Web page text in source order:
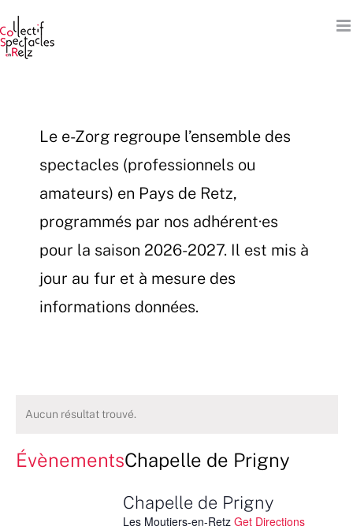
au
contenu
Le e-Zorg regroupe l’ensemble des
spectacles (professionnels ou
amateurs) en Pays de Retz,
programmés par nos adhérent·es
pour la saison 2026-2027. Il est mis à
jour au fur et à mesure des
informations données.
Aucun résultat trouvé.
ÉvènementsChapelle de Prigny
Chapelle de Prigny
Les Moutiers-en-Retz Get Directions